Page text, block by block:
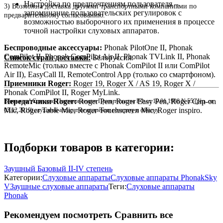
Настройка по предпочтениям пользователя –
запоминание пользовательских регулировок с
возможностью выборочного их применения в процессе
точной настройки слуховых аппаратов.
Беспроводные аксессуары: Phonak PilotOne II, Phonak
ComPilot II, Phonak ComPilot Air II, Phonak TVLink II, Phonak
RemoteMic (только вместе с Phonak ComPilot II или ComPilot
Air II), EasyCall II, RemoteControl App (только со смартфоном).
Приемники Roger: Roger 19, Roger X / AS 19, Roger X /
Phonak ComPilot II, Roger MyLink.
Передатчики Roger:Roger Pen, Roger Easy Pen, Roger Clip-on
Mic, Roger Table Mic, Roger Touchscreen Mic, Roger inspiro.
3) Возможна доставка другими транспортными компаниями по
предварительному согласованию.
Список стран доставки:Белоруссия.
Внимание! Согласно Постановлению Правительства РФ от 19.01.1998 N 55 (ред. от
05.12.2019) слуховой аппарат не подлежит возврату и обмену.
Подборки товаров в категории:
Заушный Базовый II-IV степень
Категории:Слуховые аппаратыСлуховые аппараты PhonakSky
VЗаушные слуховые аппаратыТеги:Слуховые аппараты
Phonak
Рекомендуем посмотреть Сравнить все